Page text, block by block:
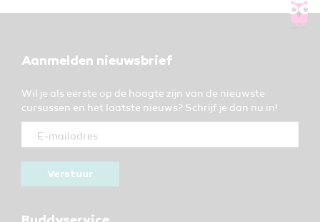
Aanmelden nieuwsbrief
Wil je als eerste op de hoogte zijn van de nieuwste
cursussen en het laatste nieuws? Schrijf je dan nu in!
Verstuur